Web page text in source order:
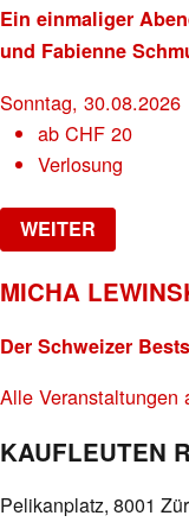
Ein einmaliger
und Fabienne
Sonntag, 30.08.2026
abCHF 20
Verlosung
WEITER
MICHA
Der Schweizer
Alle Veranstaltungen
KAUFLEUTEN
Pelikanplatz, 8001